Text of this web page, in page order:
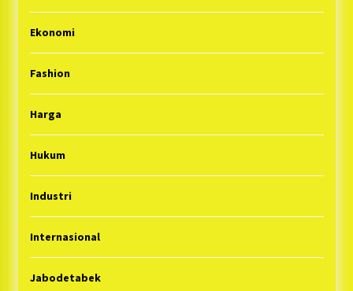
Ekonomi
Fashion
Harga
Hukum
Industri
Internasional
Jabodetabek